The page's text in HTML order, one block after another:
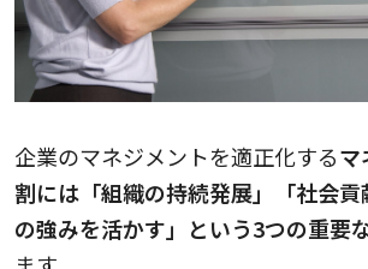
企業のマネジメントを適正化するマ
割には「組織の持続発展」「社会
の強みを活かす」という3つの重要